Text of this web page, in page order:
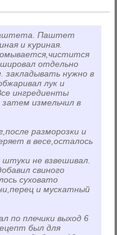
Паштет
и куриная.
отдельно
закладывать нужно в
лук и
ингредиенты
затем измельчил в
разморозки и
в весе,осталось
штуки не взвешивал.
свиного
суховато
и мускатный
по плечики выход 6
был для